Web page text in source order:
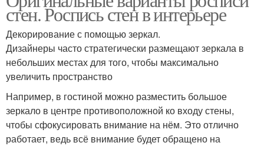
стен. Роспись стен в интерьере
Декорирование с помощью зеркал.
Дизайнеры часто стратегически размещают зеркала в
небольших местах для того, чтобы максимально
увеличить пространство
Например, в гостиной можно разместить большое
зеркало в центре противоположной ко входу стены,
чтобы сфокусировать внимание на нём. Это отлично
работает, ведь всё внимание будет обращено на